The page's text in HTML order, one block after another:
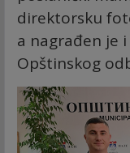
direktorsku
a nagrađen je
Opštinskog